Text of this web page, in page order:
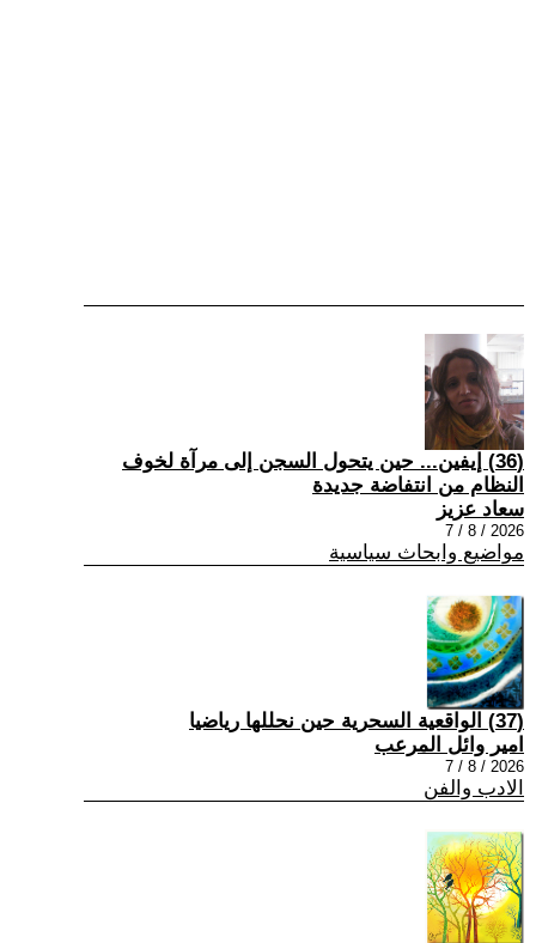
(36) إيفين... حين يتحول السجن إلى مرآة لخوف
النظام من انتفاضة جديدة
سعاد عزيز
2026 / 8 / 7
مواضيع وابحاث سياسية
(37) الواقعية السحرية حين نحللها رياضيا
امير وائل المرعب
2026 / 8 / 7
الادب والفن